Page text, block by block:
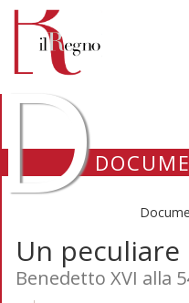
Un peculiare
Benedetto XVI alla